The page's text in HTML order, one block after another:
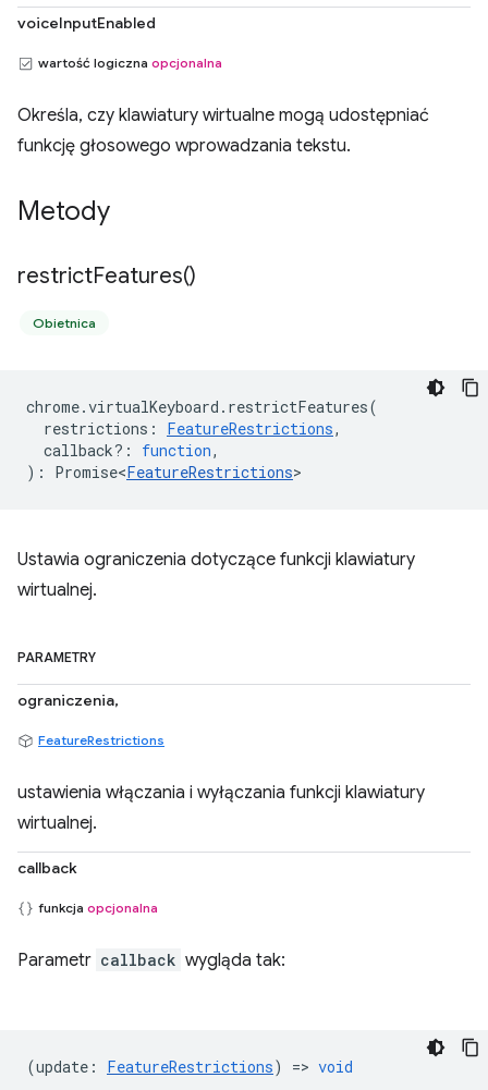
voiceInputEnabled
wartość logiczna opcjonalna
Określa, czy klawiatury wirtualne mogą udostępniać
funkcję głosowego wprowadzania tekstu.
Metody
restrictFeatures()
Obietnica
chrome.virtualKeyboard . restrictFeatures(
restrictions : FeatureRestrictions,
callback? : function,
) : Promise<FeatureRestrictions>
Ustawia ograniczenia dotyczące funkcji klawiatury
wirtualnej.
PARAMETRY
ograniczenia,
FeatureRestrictions
ustawienia włączania i wyłączania funkcji klawiatury
wirtualnej.
callback
funkcja opcjonalna
Parametr callback wygląda tak:
(update : FeatureRestrictions) => void